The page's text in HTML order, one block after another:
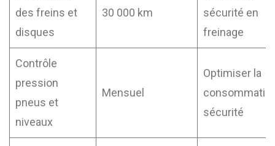
des freins et
disques
30 000 km
sécurité en
freinage
Contrôle
pression
pneus et
niveaux
Mensuel
Optimiser la
sécurité